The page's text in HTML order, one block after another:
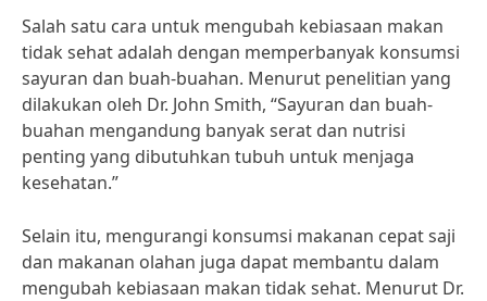
Salah satu cara untuk mengubah kebiasaan makan
tidak sehat adalah dengan memperbanyak konsumsi
sayuran dan buah-buahan. Menurut penelitian yang
dilakukan oleh Dr. John Smith, “Sayuran dan buah-
buahan mengandung banyak serat dan nutrisi
penting yang dibutuhkan tubuh untuk menjaga
kesehatan.”
Selain itu, mengurangi konsumsi makanan cepat saji
dan makanan olahan juga dapat membantu dalam
mengubah kebiasaan makan tidak sehat. Menurut Dr.